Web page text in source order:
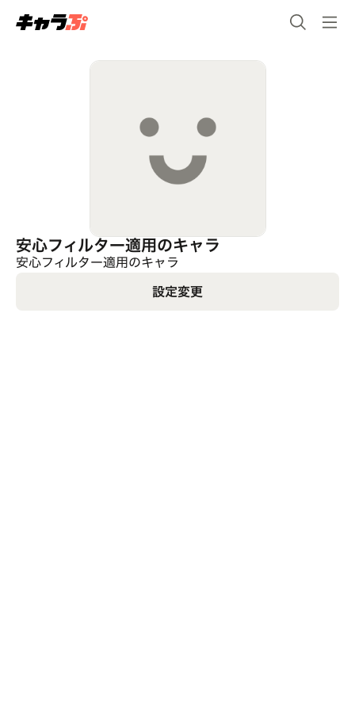
安心フィルター適用のキャラ
安心フィルター適用のキャラ
設定変更